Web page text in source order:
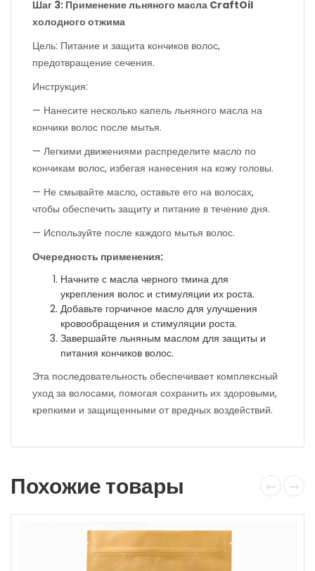
Шаг 3: Применение льняного масла CraftOil
холодного отжима
Цель: Питание и защита кончиков волос,
предотвращение сечения.
Инструкция:
— Нанесите несколько капель льняного масла на
кончики волос после мытья.
— Легкими движениями распределите масло по
кончикам волос, избегая нанесения на кожу головы.
— Не смывайте масло, оставьте его на волосах,
чтобы обеспечить защиту и питание в течение дня.
— Используйте после каждого мытья волос.
Очередность применения:
Начните с масла черного тмина для
укрепления волос и стимуляции их роста.
Добавьте горчичное масло для улучшения
кровообращения и стимуляции роста.
Завершайте льняным маслом для защиты и
питания кончиков волос.
Эта последовательность обеспечивает комплексный
уход за волосами, помогая сохранить их здоровыми,
крепкими и защищенными от вредных воздействий.
Похожие товары